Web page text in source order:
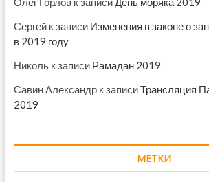
Сергейк записи Изменения в законе о
в 2019 году
Никольк записи Рамадан 2019
Савин Александрк записиТрансляция
2019
МЕТКИ